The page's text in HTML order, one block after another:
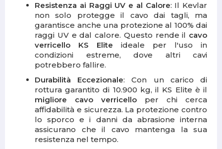
Resistenza ai Raggi UV e al Calore: Il Kevlar
non solo protegge il cavo dai tagli, ma
garantisce anche una protezione al 100% dai
raggi UV e dal calore. Questo rende il cavo
verricello KS Elite ideale per l'uso in
condizioni estreme, dove altri cavi
potrebbero fallire.
Durabilità Eccezionale: Con un carico di
rottura garantito di 10.900 kg, il KS Elite è il
migliore cavo verricello per chi cerca
affidabilità e sicurezza. La protezione contro
lo sporco e i danni da abrasione interna
assicurano che il cavo mantenga la sua
resistenza nel tempo.